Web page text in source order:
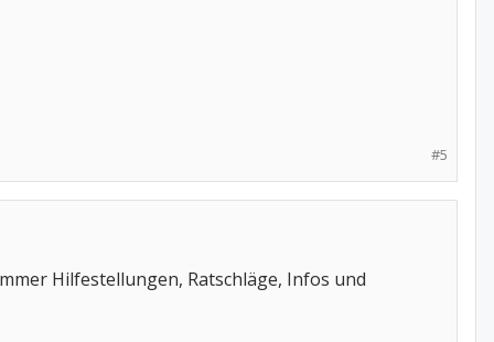
#5
Hilfestellungen, Ratschläge, Infos und